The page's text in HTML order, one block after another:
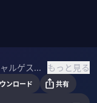
PIVOTのMC陣やスペシャルゲストが「深堀りしたいテーマ」を、自由に語るアプリ・Web限定のトークコンテンツ「PIVOT Vlog」 ▼ゲスト 俵万智｜歌人 1962年大阪府生まれ。歌人。早稲田大学第一文学部卒業。1988年に現代歌人協会賞、2021年に迢空賞を受賞。『サラダ記念日」の他、歌集、評伝、エッセイなど著書多数。 もっと見る
ンロード 共有